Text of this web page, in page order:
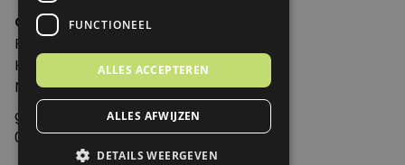
Genoeg
Postbus 595 - 3700 AN Zeist
Huis ter Heideweg 13 - 3705MA Zeist
Nederland
genoeg@spabonneeservice.nl
088-1102091
FUNCTIONEEL
ALLES ACCEPTEREN
ALLES AFWIJZEN
DETAILS WEERGEVEN